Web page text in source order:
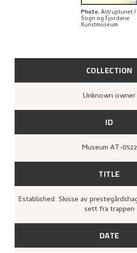
COLLECTION
Unknown owner
ID
Museum AT-0522
TITLE
Established: Skisse av prestegårdshagen med stenbordet,
sett fra trappen
DATE
Photo: Astruptunet /
Sogn og Fjordane
Kunstmuseum